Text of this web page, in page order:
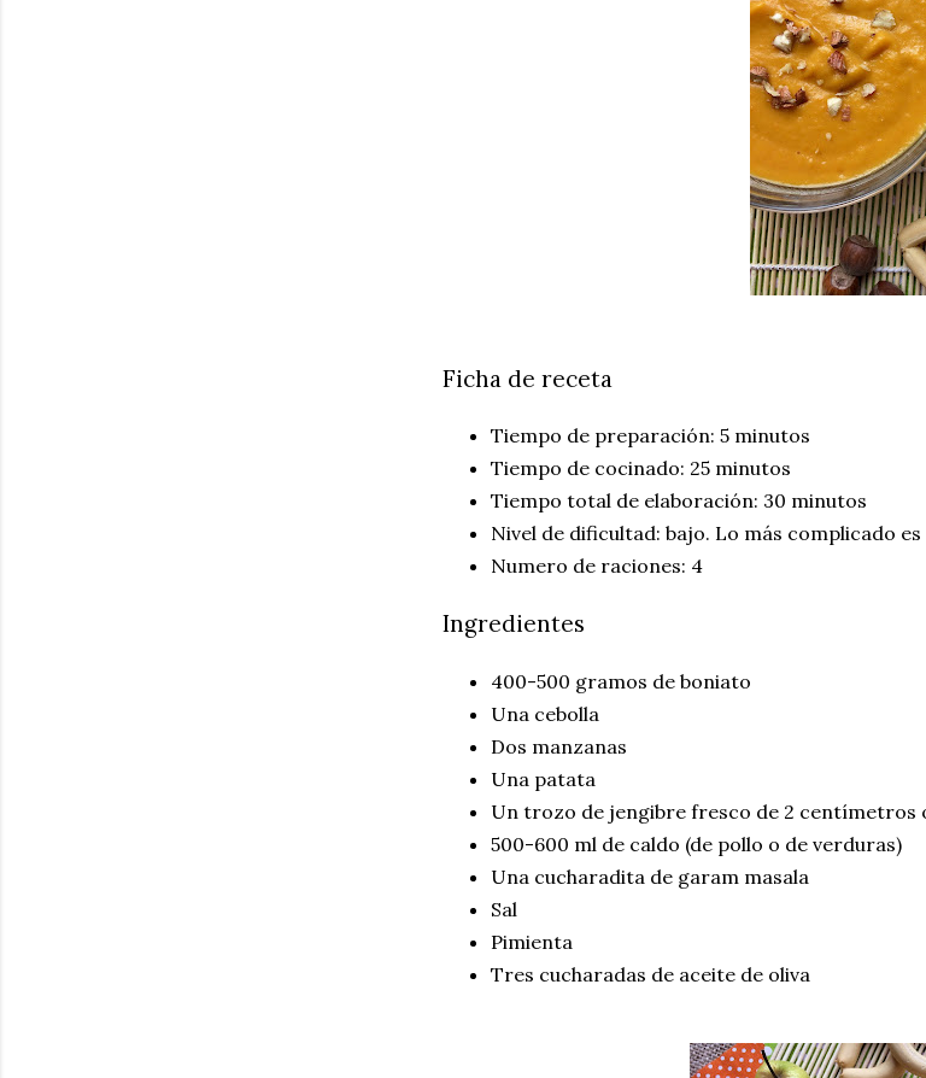
Ficha de receta
Tiempo de preparación: 5 minutos
Tiempo de cocinado: 25 minutos
Tiempo total de elaboración: 30 minutos
Nivel de dificultad: bajo. Lo más complicado
Numero de raciones: 4
Ingredientes
400-500 gramos de boniato
Una cebolla
Dos manzanas
Una patata
Un trozo de jengibre fresco de 2 centímetros
500-600 ml de caldo (de pollo o de verduras)
Una cucharadita de garam masala
Sal
Pimienta
Tres cucharadas de aceite de oliva